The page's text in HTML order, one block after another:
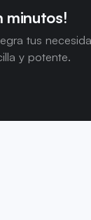
minutos!
tus
y potente.